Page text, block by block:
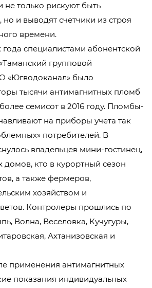
не только рискуют быть
и выводят счетчики из строя
времени.
специалистами абонентской
групповой
«Югводоканал» было
тысячи антимагнитных пломб
семисот в 2016 году. Пломбы-
на приборы учета так
потребителей. В
владельцев мини-гостинец,
домов, кто в курортный сезон
а также фермеров,
хозяйством и
Контролеры прошлись по
Волна, Веселовка, Кучугуры,
Ахтанизовская и
применения антимагнитных
показания индивидуальных